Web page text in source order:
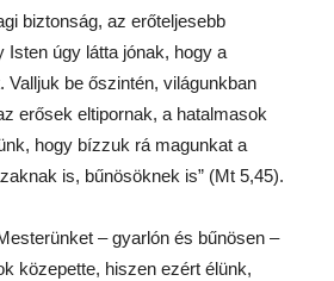
biztonság, az erőteljesebb
Isten úgy látta jónak, hogy a
be őszintén, világunkban
erősek eltipornak, a hatalmasok
hogy bízzuk rá magunkat a
is, bűnösöknek is” (Mt 5,45).
– gyarlón és bűnösen –
közepette, hiszen ezért élünk,